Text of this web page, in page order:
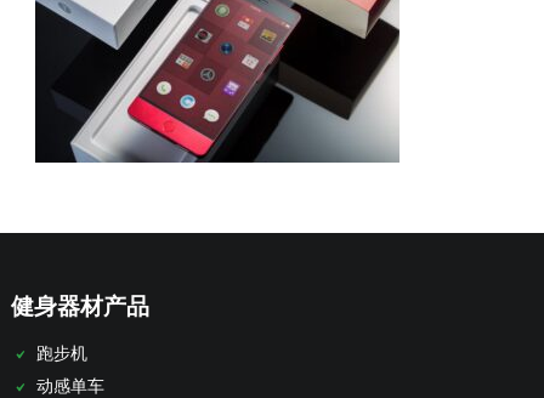
健身器材产品
跑步机
动感单车